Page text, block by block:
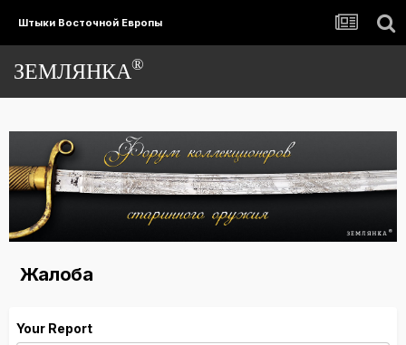
Штыки Восточной Европы
ЗЕМЛЯНКА®
Жалоба
Your Report